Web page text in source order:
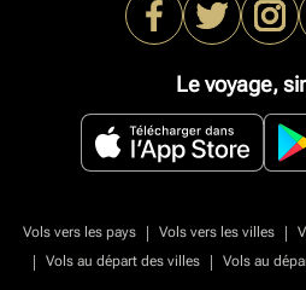
Le voyage,
Vols vers les pays | Vols vers les villes |
|
Vols au départ des villes | Vols au